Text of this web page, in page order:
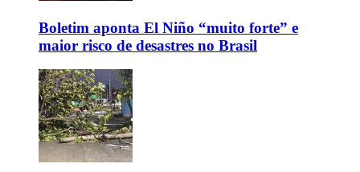
Boletim aponta El Niño “muito forte” e
maior risco de desastres no Brasil